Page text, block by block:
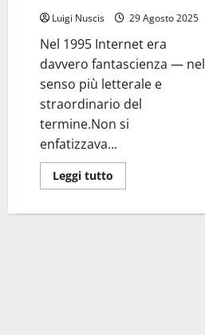
Luigi Nuscis 29 Agosto 2025
Nel 1995 Internet era
davvero fantascienza — nel
senso più letterale e
straordinario del
termine.Non si
enfatizzava...
Leggi tutto
di
C’era